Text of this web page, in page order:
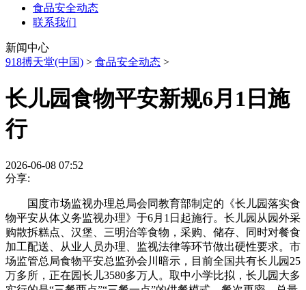
食品安全动态
联系我们
新闻中心
918搏天堂(中国) > 食品安全动态 >
长儿园食物平安新规6月1日施
行
2026-06-08 07:52
分享:
国度市场监视办理总局会同教育部制定的《长儿园落实食
物平安从体义务监视办理》于6月1日起施行。长儿园从园外采
购散拆糕点、汉堡、三明治等食物，采购、储存、同时对餐食
加工配送、从业人员办理、监视法律等环节做出硬性要求。市
场监管总局食物平安总监孙会川暗示，目前全国共有长儿园25
万多所，正在园长儿3580多万人。取中小学比拟，长儿园大多